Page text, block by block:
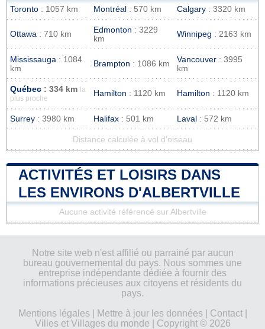
Toronto : 1057 km Montréal : 570 km Calgary : 3320 km
Ottawa : 710 km Edmonton : 3229
km
Winnipeg : 2163 km
Mississauga : 1084
km
Brampton : 1086 km Vancouver : 3995
km
Québec : 334 km
la
plus proche
Hamilton : 1120 km Hamilton : 1120 km
Surrey : 3980 km Halifax : 501 km Laval : 572 km
Distance calculée à vol d'oiseau
ACTIVITÉS ET LOISIRS DANS
LES ENVIRONS D'ALBERTVILLE
Aucune activité référencé sur Albertville
Notre site web n'est affilié ou parrainé par aucun
bureau gouvernemental du pays. Nous sommes une
entreprise indépendante dédiée à fournir des
informations précieuses aux citoyens et résidents du
pays.
Mentions légales| Mettre à jour les données| Contact|
Villes et Villages du monde | Copyright © 2026